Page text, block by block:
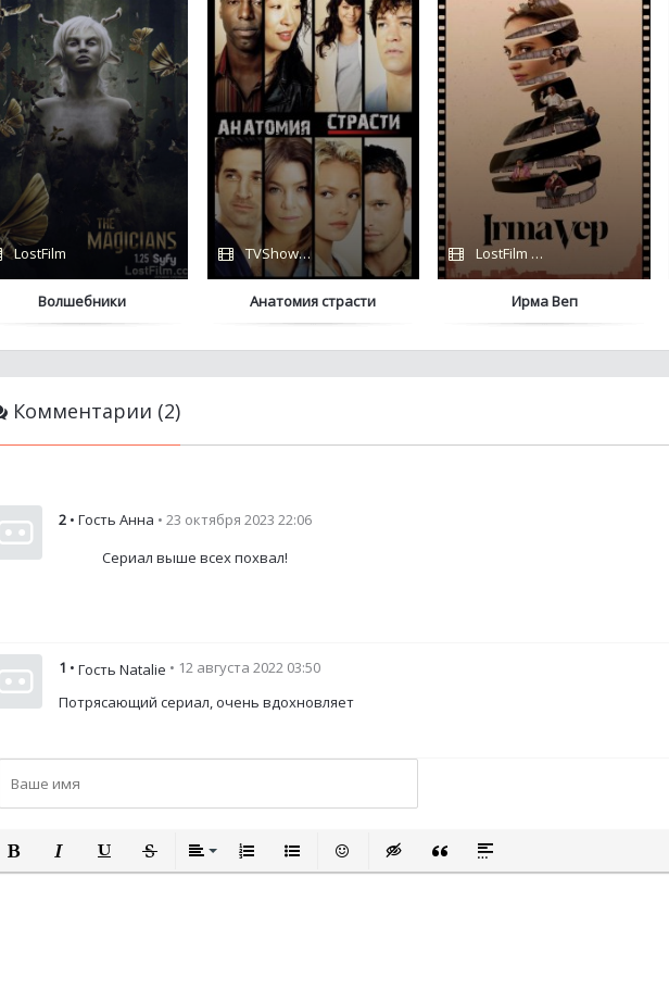
LostFilm
Волшебники
TVShows / HDRezka
Анатомия страсти
LostFilm / Сериалы 2022 / HBO
Ирма Веп
Комментарии (2)
2 • Гость Анна • 23 октября 2023 22:06
Сериал выше всех похвал!
1 • Гость Natalie • 12 августа 2022 03:50
Потрясающий сериал, очень вдохновляет
КУРСИВПОДЧЕРКНУТЫЙ
ЗАЧЕРКНУТЫЙВЫРАВНИВАНИЕ
НУМЕРОВАННЫЙ СПИСОК
МАРКИРОВАННЫЙ СПИСОК
ВСТАВИТЬ СМАЙЛИК
ВСТАВКА СКРЫТОГО ТЕКСТА
ВСТАВКА ЦИТАТЫ
ВСТАВКА СПОЙЛЕРА